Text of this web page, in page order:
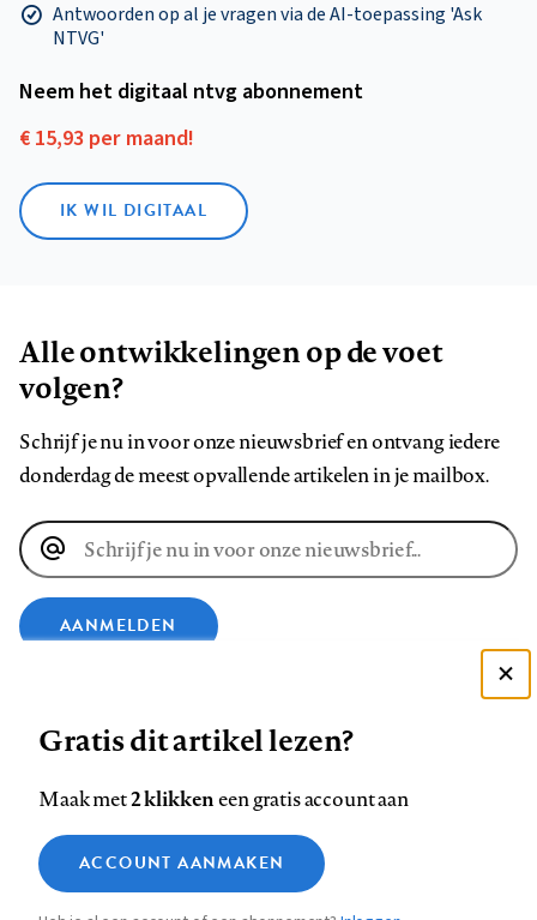
Antwoorden op al je vragen via de AI-toepassing 'Ask
NTVG'
Neem het digitaal ntvg abonnement
€ 15,93 per maand!
IK WIL DIGITAAL
Alle ontwikkelingen op de voet
volgen?
Schrijf je nu in voor onze nieuwsbrief en ontvang iedere
donderdag de meest opvallende artikelen in je mailbox.
E-
mailadres
AANMELDEN
op
Facebook
op
LinkedIn
op
Bluesky
ons
op
InstagramYouTube
Footer
Contact Colofon Disclaimer Privacy
Medische vragen verdienen
betrouwbare antwoorden
Zie onze cookie policy
Analytische cookies
Gratis dit artikel lezen?
Maak met2 klikkeneen gratis account aan
ACCOUNT AANMAKEN